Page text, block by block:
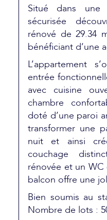
Situé dans une
sécurisée
rénové de 29.34
bénéficiant d’une
L’appartement
entrée
avec cuisine
chambre
doté d’une paroi
transformer une
nuit et ainsi
couchage
rénovée et un
balcon offre une
Bien soumis au
Nombre de lots :